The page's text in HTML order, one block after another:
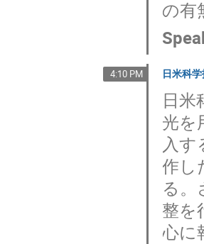
の有
4:10 PM 日米科
日米
光を
入す
作し
る。
整を
心に